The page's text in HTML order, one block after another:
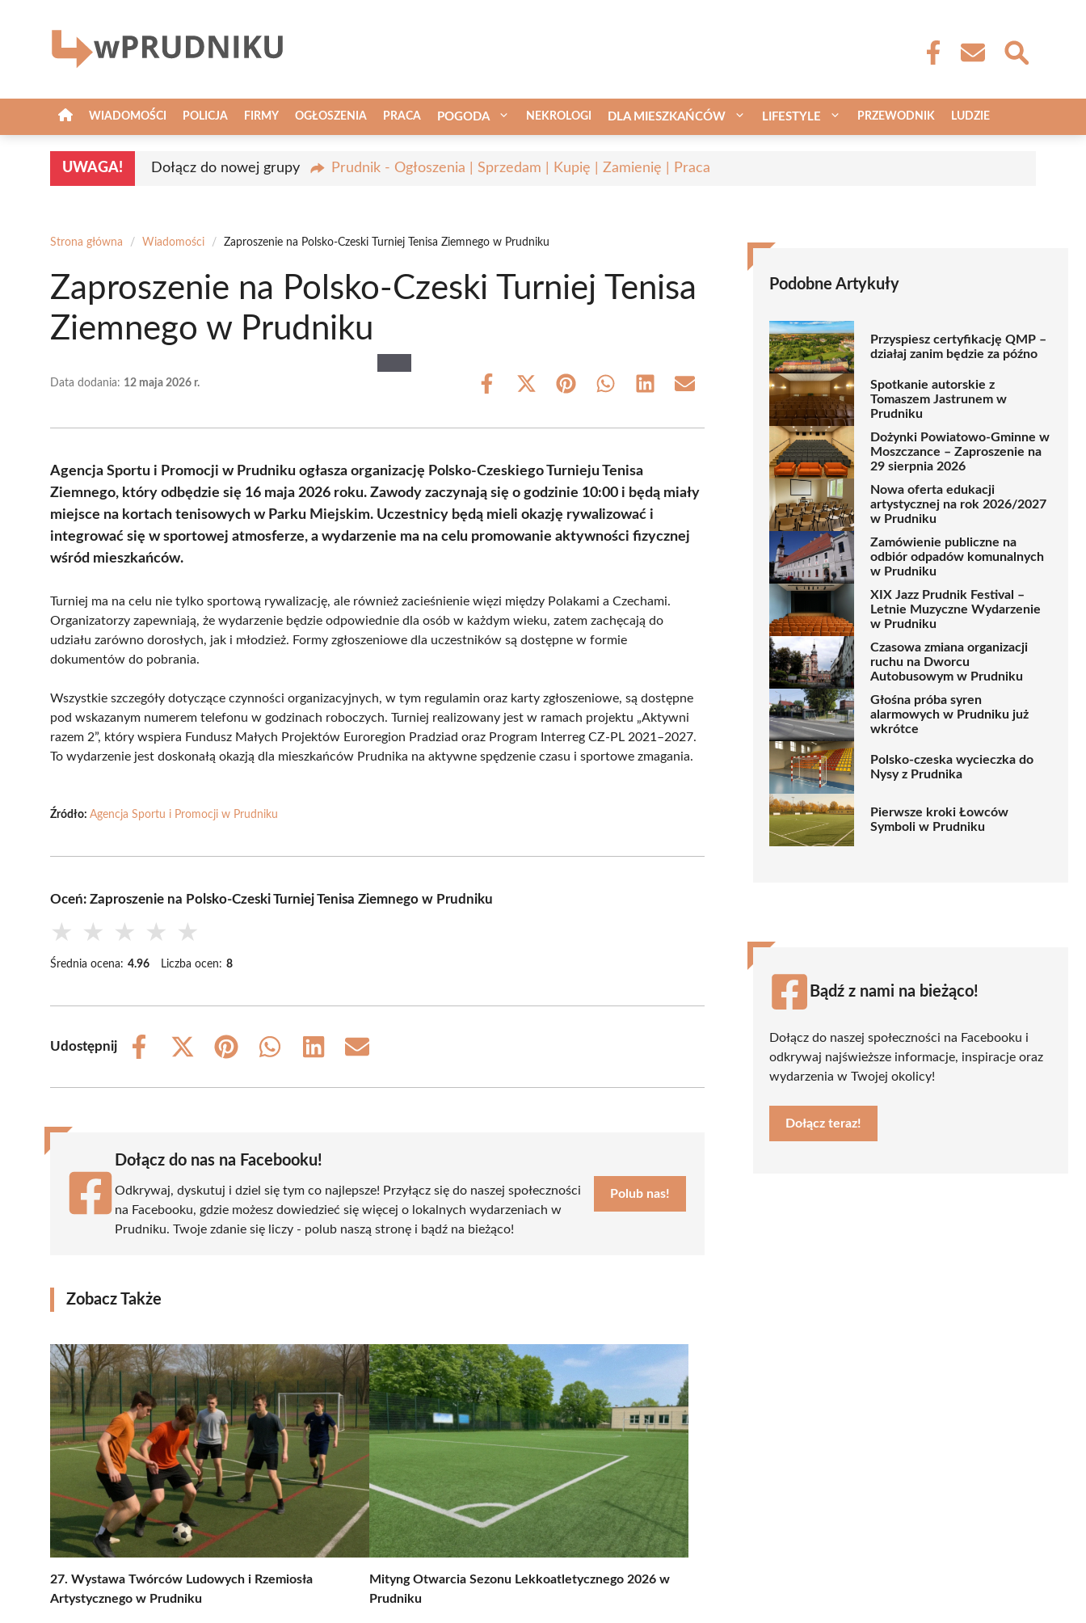
WIADOMOŚCI POLICJA FIRMY OGŁOSZENIA PRACA POGODA NEKROLOGI DLA MIESZKAŃCÓW LIFESTYLE PRZEWODNIK LUDZIE
UWAGA! Dołącz do nowej grupy Prudnik - Ogłoszenia | Sprzedam | Kupię | Zamienię | Praca
Strona główna / Wiadomości / Zaproszenie na Polsko-Czeski Turniej Tenisa Ziemnego w Prudniku
Zaproszenie na Polsko-Czeski Turniej Tenisa
Ziemnego w Prudniku
Data dodania: 12 maja 2026 r.
Share
Share
(Twitter)
Share Share Share Share
Agencja Sportu i Promocji w Prudniku ogłasza organizację Polsko-Czeskiego Turnieju Tenisa
Ziemnego, który odbędzie się 16 maja 2026 roku. Zawody zaczynają się o godzinie 10:00 i będą miały
miejsce na kortach tenisowych w Parku Miejskim. Uczestnicy będą mieli okazję rywalizować i
integrować się w sportowej atmosferze, a wydarzenie ma na celu promowanie aktywności fizycznej
wśród mieszkańców.
Turniej ma na celu nie tylko sportową rywalizację, ale również zacieśnienie więzi między Polakami a Czechami.
Organizatorzy zapewniają, że wydarzenie będzie odpowiednie dla osób w każdym wieku, zatem zachęcają do
udziału zarówno dorosłych, jak i młodzież. Formy zgłoszeniowe dla uczestników są dostępne w formie
dokumentów do pobrania.
Wszystkie szczegóły dotyczące czynności organizacyjnych, w tym regulamin oraz karty zgłoszeniowe, są dostępne
pod wskazanym numerem telefonu w godzinach roboczych. Turniej realizowany jest w ramach projektu „Aktywni
razem 2”, który wspiera Fundusz Małych Projektów Euroregion Pradziad oraz Program Interreg CZ-PL 2021–2027.
To wydarzenie jest doskonałą okazją dla mieszkańców Prudnika na aktywne spędzenie czasu i sportowe zmagania.
Źródło: Agencja Sportu i Promocji w Prudniku
Oceń: Zaproszenie na Polsko-Czeski Turniej Tenisa Ziemnego w Prudniku
★ ★ ★ ★ ★
Średnia ocena: 4.96 Liczba ocen: 8
Udostępnij
Share
Share
(Twitter)
Share
Share
Share
Share
Dołącz do nas na Facebooku!
Odkrywaj, dyskutuj i dziel się tym co najlepsze! Przyłącz się do naszej społeczności
na Facebooku, gdzie możesz dowiedzieć się więcej o lokalnych wydarzeniach w
Prudniku. Twoje zdanie się liczy - polub naszą stronę i bądź na bieżąco!
Polub nas!
Zobacz Także
27. Wystawa Twórców Ludowych i Rzemiosła
Artystycznego w Prudniku
Mityng Otwarcia Sezonu Lekkoatletycznego 2026 w
Prudniku
Podobne Artykuły
Przyspiesz certyfikację QMP –
działaj zanim będzie za późno
Spotkanie autorskie z
Tomaszem Jastrunem w
Prudniku
Dożynki Powiatowo-Gminne w
Moszczance – Zaproszenie na
29 sierpnia 2026
Nowa oferta edukacji
artystycznej na rok 2026/2027
w Prudniku
Zamówienie publiczne na
odbiór odpadów komunalnych
w Prudniku
XIX Jazz Prudnik Festival –
Letnie Muzyczne Wydarzenie
w Prudniku
Czasowa zmiana organizacji
ruchu na Dworcu
Autobusowym w Prudniku
Głośna próba syren
alarmowych w Prudniku już
wkrótce
Polsko-czeska wycieczka do
Nysy z Prudnika
Pierwsze kroki Łowców
Symboli w Prudniku
Bądź z nami na bieżąco!
Dołącz do naszej społeczności na Facebooku i
odkrywaj najświeższe informacje, inspiracje oraz
wydarzenia w Twojej okolicy!
Dołącz teraz!